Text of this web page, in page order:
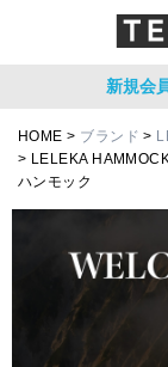
新規会
HOME ブランド
LELEKA
ハンモック